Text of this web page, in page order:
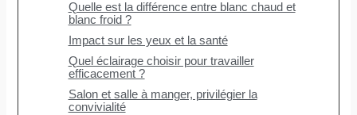
Quelle est la différence entre blanc chaud et
blanc froid ?
Impact sur les yeux et la santé
Quel éclairage choisir pour travailler
efficacement ?
Salon et salle à manger, privilégier la
convivialité